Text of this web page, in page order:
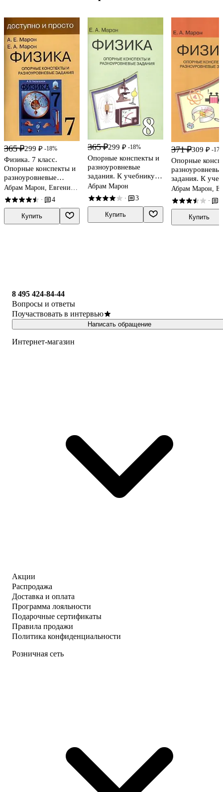
365 ₽299 ₽ -18%
Физика. 7 класс.
Опорные конспекты и
разноуровневые
задания. К учебнику
А.В.Перышкин
"Физика. 7 класс"
Абрам Марон, Евгений
Марон
· 4
Купить
365 ₽299 ₽ -18%
Опорные конспекты и
разноуровневые
задания. К учебнику
для
общеобразовательных
учебных заведений
А.В.Перышкин
"Физика. 8 класс".
Абрам Марон
· 3
Купить
371 ₽309 ₽ -
Опорные
задания. К
для
учебных
А.В. Перышкин
"Физика. 9
Абрам Марон,
Марон
·
Купить
8 495 424-84-44
Вопросы и ответы
Поучаствовать в интервью
Написать обращение
Интернет-магазин
Акции
Распродажа
Доставка и оплата
Программа лояльности
Подарочные сертификаты
Правила продажи
Политика конфиденциальности
Розничная сеть